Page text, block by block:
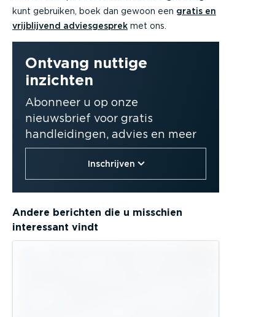
kunt gebruiken, boek dan gewoon een gratis en
vrijblijvend adviesgesprek met ons.
Ontvang nuttige
inzichten
Abonneer u op onze
nieuwsbrief voor gratis
handleidingen, advies en meer
Inschrijven
Andere berichten die u misschien
interessant vindt